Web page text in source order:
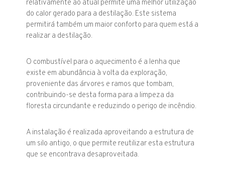
relativamente ao atual permite uma melhor utilização
do calor gerado para a destilação. Este sistema
permitirá também um maior conforto para quem está a
realizar a destilação.
O combustível para o aquecimento é a lenha que
existe em abundância à volta da exploração,
proveniente das árvores e ramos que tombam,
contribuindo-se desta forma para a limpeza da
floresta circundante e reduzindo o perigo de incêndio.
A instalação é realizada aproveitando a estrutura de
um silo antigo, o que permite reutilizar esta estrutura
que se encontrava desaproveitada.